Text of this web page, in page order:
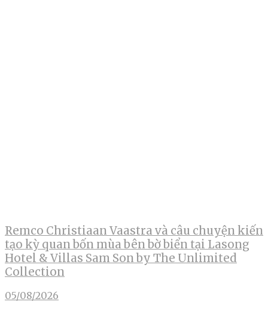
Remco Christiaan Vaastra và câu chuyện kiến
tạo kỳ quan bốn mùa bên bờ biển tại Lasong
Hotel & Villas Sam Son by The Unlimited
Collection
05/08/2026